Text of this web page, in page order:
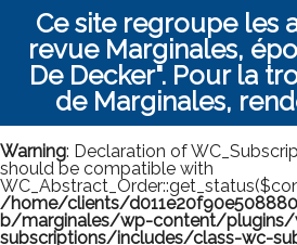
Ce site regroupe les
revue Marginales,
De Decker". Pour la
de Marginales,
Warning: Declaration of
should be compatible with
/home/clients/
b/marginales/wp-content/
subscriptions/includes/class-wc-